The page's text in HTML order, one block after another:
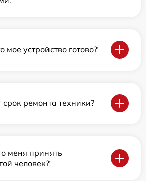
мое устройство готово?
срок ремонта техники?
меня принять
человек?